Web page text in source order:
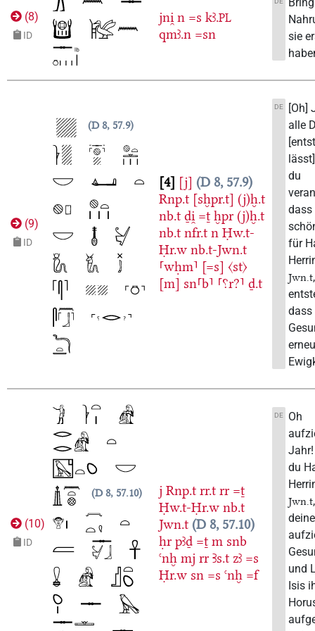
(8)
ID
jni̯ n =s kꜣ.PL
qmꜣ.n =sn
sie
(9)
ID
D 8, 57.9
4 [j] D 8, 57.9
Rnp.t [sḫpr.t] (j)ḫ.t
nb.t ḏi̯ =ṯ ḫpr (j)ḫ.t
nb.t nfr.t n Ḥw.t-
Ḥr.w nb.t-Jwn.t
⸢wḥm⸣ [=s] 〈st〉
[m] sn⸢b⸣ ⸢⸮r?⸣ ḏ.t
DE
[Oh]
alle
du
dass
für
Jwn.t,
dass
(10)
ID
D 8, 57.10 j Rnp.t rr.t rr =ṯ
Ḥw.t-Ḥr.w nb.t
Jwn.t D 8, 57.10
ḥr pꜣḏ =ṯ m snb
ꜥnḫ mj rr Ꜣs.t zꜣ =s
Ḥr.w sn =s ꜥnḫ =f
DE
Oh
du
Jwn.t
und
Isis